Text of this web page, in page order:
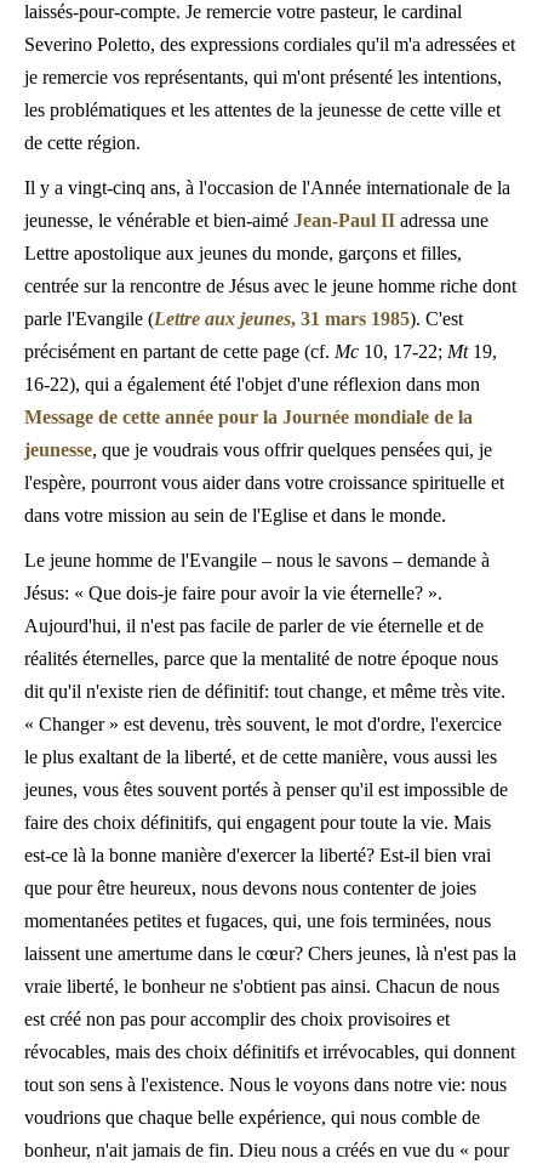
laissés-pour-compte. Je remercie votre pasteur, le cardinal
Severino Poletto, des expressions cordiales qu'il m'a adressées et
je remercie vos représentants, qui m'ont présenté les intentions,
les problématiques et les attentes de la jeunesse de cette ville et
de cette région.
Il y a vingt-cinq ans, à l'occasion de l'Année internationale de la
jeunesse, le vénérable et bien-aimé Jean-Paul II adressa une
Lettre apostolique aux jeunes du monde, garçons et filles,
centrée sur la rencontre de Jésus avec le jeune homme riche dont
parle l'Evangile (Lettre aux jeunes, 31 mars 1985). C'est
précisément en partant de cette page (cf. Mc 10, 17-22; Mt 19,
16-22), qui a également été l'objet d'une réflexion dans mon
Message de cette année pour la Journée mondiale de la
jeunesse, que je voudrais vous offrir quelques pensées qui, je
l'espère, pourront vous aider dans votre croissance spirituelle et
dans votre mission au sein de l'Eglise et dans le monde.
Le jeune homme de l'Evangile – nous le savons – demande à
Jésus: « Que dois-je faire pour avoir la vie éternelle? ».
Aujourd'hui, il n'est pas facile de parler de vie éternelle et de
réalités éternelles, parce que la mentalité de notre époque nous
dit qu'il n'existe rien de définitif: tout change, et même très vite.
« Changer » est devenu, très souvent, le mot d'ordre, l'exercice
le plus exaltant de la liberté, et de cette manière, vous aussi les
jeunes, vous êtes souvent portés à penser qu'il est impossible de
faire des choix définitifs, qui engagent pour toute la vie. Mais
est-ce là la bonne manière d'exercer la liberté? Est-il bien vrai
que pour être heureux, nous devons nous contenter de joies
momentanées petites et fugaces, qui, une fois terminées, nous
laissent une amertume dans le cœur? Chers jeunes, là n'est pas la
vraie liberté, le bonheur ne s'obtient pas ainsi. Chacun de nous
est créé non pas pour accomplir des choix provisoires et
révocables, mais des choix définitifs et irrévocables, qui donnent
tout son sens à l'existence. Nous le voyons dans notre vie: nous
voudrions que chaque belle expérience, qui nous comble de
bonheur, n'ait jamais de fin. Dieu nous a créés en vue du « pour